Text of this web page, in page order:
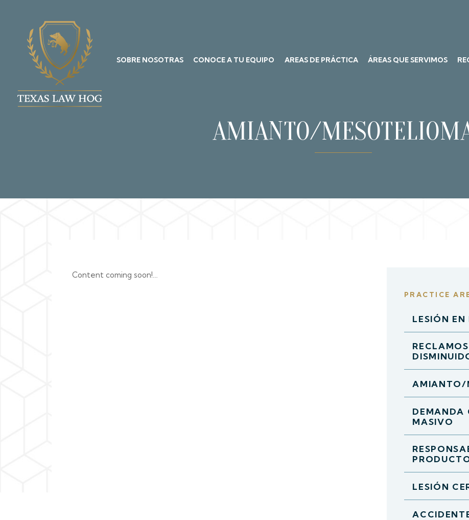
SOBRE NOSOTRAS CONOCE A TU EQUIPO AREAS DE PRÁCTICA ÁREAS QUE SERVIMOS
AMIANTO/
Content coming soon!…
PRACTICE
LESIÓN EN
AMIANTO/
DEMANDA
MASIVO
LESIÓN